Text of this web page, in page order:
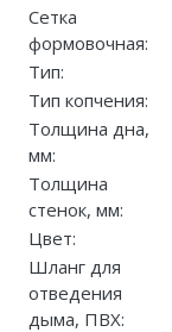
Сетка
формовочная:
Тип:
Тип копчения:
Толщина дна,
мм:
Толщина
стенок, мм:
Цвет:
Шланг для
отведения
дыма, ПВХ: